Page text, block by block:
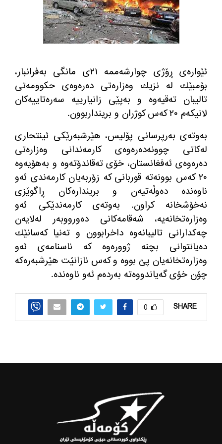
ئێواره‌ی ڕۆژی چوارشه‌ممه‌ ٢١ی مانگی به‌فرانبار،
بۆمبێك له‌ نزیك وه‌زاره‌تی ده‌ره‌وه‌ی حكوومه‌تی
تالیبان ته‌قیه‌وه‌ و به‌پێی زانیارییه‌ سه‌ره‌تاییه‌كان
لانیكه‌م ٢٠ كه‌س كوژران و برینداربوون.
به‌وته‌ی به‌رپرسانی پۆلیس، هێرشبه‌رێكی ئینتحاری
له‌كاتی چوونه‌ده‌ره‌وه‌ی كارمه‌ندانی وه‌زاره‌تی
ده‌ره‌وه‌ی ئه‌فغانستان، خۆی ته‌قاندۆته‌وه‌ و به‌هۆیه‌وه‌
٢٠ كه‌س بوونه‌ته‌ قوربانی كه‌ زۆربه‌یان كارمه‌ندی ئه‌و
ناوه‌نده‌ ده‌وڵه‌تیه‌ن و برینداره‌كان ڕاگوێزی
نه‌خۆشخانه كراون. به‌وته‌ی كارمه‌ندێكی ئه‌و
وه‌زاره‌تخانه‌یه‌، شه‌قامه‌كانی ده‌ورووبه‌ر له‌لایه‌ن
چه‌كدارانی تالیبانه‌وه‌ داخرابوون و ته‌نیا كه‌سانێك
ده‌یانتوانی بچنه‌ ژووره‌وه‌ كه‌ ناسنامه‌ی ئه‌و
وه‌زاره‌تخانه‌یان پێ بووه‌ و كه‌س نازانێت هێرشبه‌ره‌كه‌
چۆن خۆی گه‌یاندووه‌ته‌ به‌رده‌م ئه‌و ناوه‌نده‌.
SHARE
0